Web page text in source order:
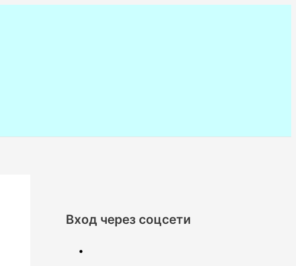
Вход через соцсети